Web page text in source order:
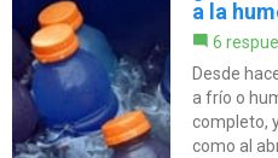
a la
6
Desde
a frío o
completo,
como al